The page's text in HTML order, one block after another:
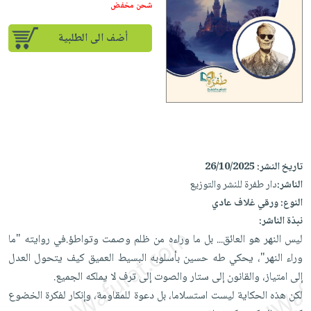
إختياراتنا
كتب
أكاديمية
صندوق
iKitab
بلا
حدود
أسئلة
يتكرر
iKitab
على
Android
تحميل
iKitab
على
Apple
أسئلة
يتكرر
طرحها
تحميل
على
masmu3
على
Apple
المواضيع
الأكثر
مبيعاً
إختياراتنا
وسائل
القراءة
جوائز
تعليمية
الصحة
والعناية
جديد
أجهزة
العناية
الشخصية
العناية
وتصفيف
الشعر
العناية
بالجسم
المطبخ
والسفرة
الكل
أواني
الطهي
أدوات
متجر
الهدايا
أقسام
شحن مخفض
أضف الى الطلبية
تاريخ النشر:26/10/2025
الناشر:دار طفرة للنشر والتوزيع
النوع:ورقي غلاف عادي
نبذة الناشر:
ليس النهر هو العائق... بل ما وراءه من ظلم وصمت وتواطؤ.في روايته "ما
وراء النهر"، يحكي طه حسين بأسلوبه البسيط العميق كيف يتحول العدل
إلى امتياز، والقانون إلى ستار والصوت إلى ترف لا يملكه الجميع.
لكن هذه الحكاية ليست استسلاما، بل دعوة للمقاومة، وإنكار لفكرة الخضوع